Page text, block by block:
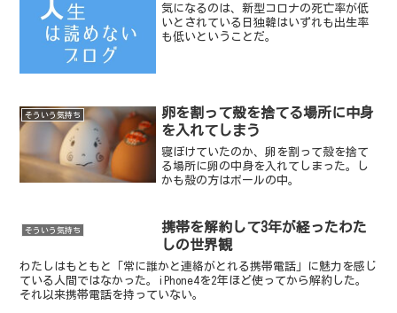
気になるのは、新型コロナの死亡率が低
いとされている日独韓はいずれも出生率
も低いということだ。
そういう気持ち
卵を割って殻を捨てる場所に中身
を入れてしまう
寝ぼけていたのか、卵を割って殻を捨て
る場所に卵の中身を入れてしまった。し
かも殻の方はボールの中。
そういう気持ち
携帯を解約して3年が経ったわた
しの世界観
わたしはもともと「常に誰かと連絡がとれる携帯電話」に魅力を感じ
ている人間ではなかった。iPhone4を2年ほど使ってから解約した。
それ以来携帯電話を持っていない。